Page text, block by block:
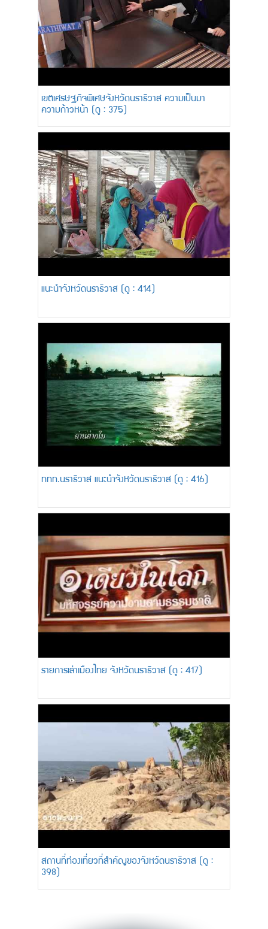
เขตเศรษฐกิจพิเศษจังหวัดนราธิวาส ความเป็นมา
ความก้าวหน้า (ดู : 375)
แนะนำจังหวัดนราธิวาส (ดู : 414)
ททท.นราธิวาส แนะนำจังหวัดนราธิวาส (ดู : 416)
รายการเล่าเมืองไทย จังหวัดนราธิวาส (ดู : 417)
สถานที่ท่องเที่ยวที่สำคัญของจังหวัดนราธิวาส (ดู :
398)